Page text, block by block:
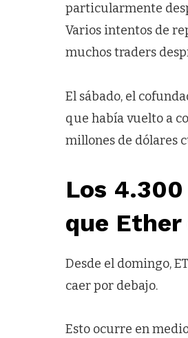
particularmente
Varios intentos de
muchos traders
El sábado, el
que había vuelto a
millones de dólares
Los
que Ether
Desde el domingo,
caer por debajo.
Esto ocurre en